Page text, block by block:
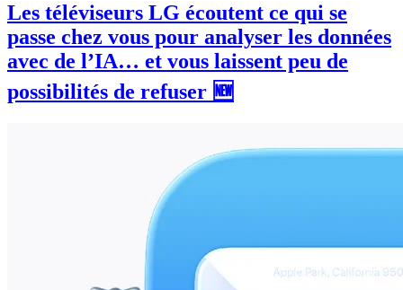
Les téléviseurs LG écoutent ce qui se
passe chez vous pour analyser les données
avec de l’IA… et vous laissent peu de
possibilités de refuser 🆕